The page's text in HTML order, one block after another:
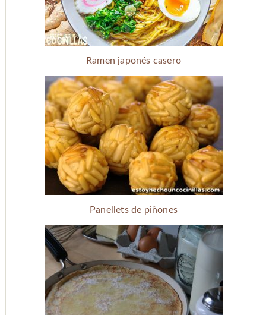
Ramen japonés casero
Panellets de piñones